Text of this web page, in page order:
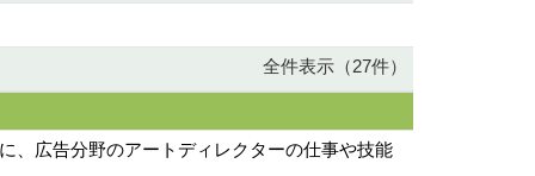
全件表示（27件）
広告分野のアートディレクターの仕事や技能